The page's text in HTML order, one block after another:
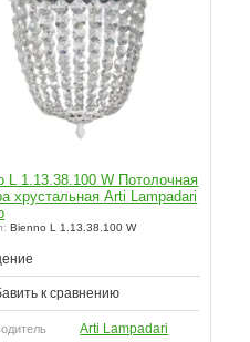
L 1.13.38.100 W Потолочная
хрустальная Arti Lampadari
Bienno L 1.13.38.100 W
к сравнению
Arti Lampadari